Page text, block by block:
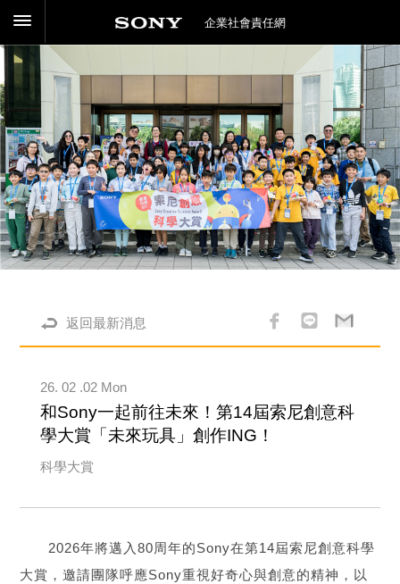
企業社會責任網
返回最新消息
26. 02 .02 Mon
和Sony一起前往未來！第14屆索尼創意科
學大賞「未來玩具」創作ING！
科學大賞
2026年將邁入80周年的Sony在第14屆索尼創意科學
大賞，邀請團隊呼應Sony重視好奇心與創意的精神，以